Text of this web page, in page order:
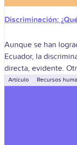
Discriminación:
Aunque se han
Ecuador, la
directa, evidente.
actitudes cotidianas.
Artículo Recursos